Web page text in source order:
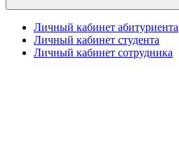
Личный кабинет абитуриента
Личный кабинет студента
Личный кабинет сотрудника